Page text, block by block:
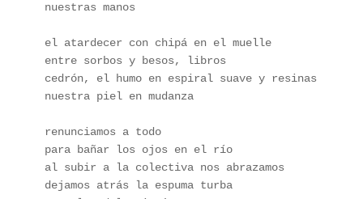
nuestras manos
el atardecer con chipá en el muelle
entre sorbos y besos, libros
cedrón, el humo en espiral suave y resinas
nuestra piel en mudanza
renunciamos a todo
para bañar los ojos en el río
al subir a la colectiva nos abrazamos
dejamos atrás la espuma turba